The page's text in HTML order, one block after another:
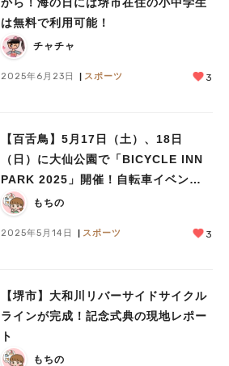
は無料で利用可能！
チャチャ
2025年6月23日 スポーツ 3
【百舌鳥】5月17日（土）、18日
（日）に大仙公園で「BICYCLE INN
PARK 2025」開催！自転車イベント
を楽しもう！
もちの
2025年5月14日 スポーツ 3
【堺市】大和川リバーサイドサイクル
ラインが完成！記念式典の現地レポー
ト
もちの